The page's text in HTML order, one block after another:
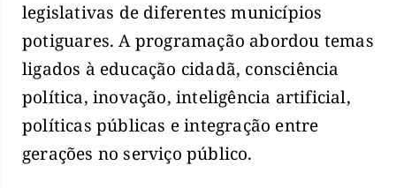
legislativas de diferentes municípios
potiguares. A programação abordou temas
ligados à educação cidadã, consciência
política, inovação, inteligência artificial,
políticas públicas e integração entre
gerações no serviço público.